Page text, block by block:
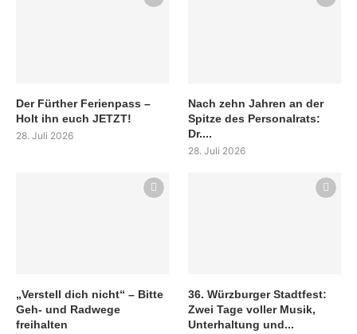
Der Fürther Ferienpass –
Holt ihn euch JETZT!
28. Juli 2026
Nach zehn Jahren an der
Spitze des Personalrats:
Dr....
28. Juli 2026
„Verstell dich nicht“ – Bitte
Geh- und Radwege
freihalten
36. Würzburger Stadtfest:
Zwei Tage voller Musik,
Unterhaltung und...